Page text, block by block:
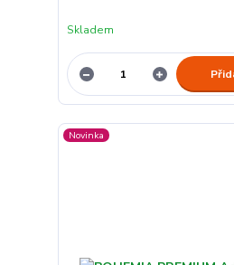
Skladem
Novinka